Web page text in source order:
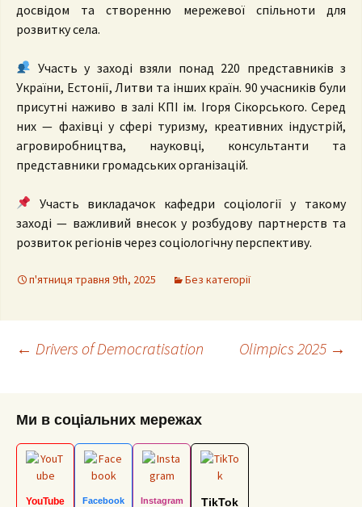
досвідом та створенню мережевої спільноти для
розвитку села.
Участь у заході взяли понад 220 представників з
України, Естонії, Литви та інших країн. 90 учасників були
присутні наживо в залі КПІ ім. Ігоря Сікорського. Серед
них — фахівці у сфері туризму, креативних індустрій,
агровиробництва, науковці, консультанти та
представники громадських організацій.
Участь викладачок кафедри соціології у такому
заході — важливий внесок у розбудову партнерств та
розвиток регіонів через соціологічну перспективу.
п'ятниця травня 9th, 2025 Без категорії
Post
navigation
← Drivers of Democratisation Olimpics 2025 →
Ми в соціальних мережах
YouTube Facebook Instagram TikTok